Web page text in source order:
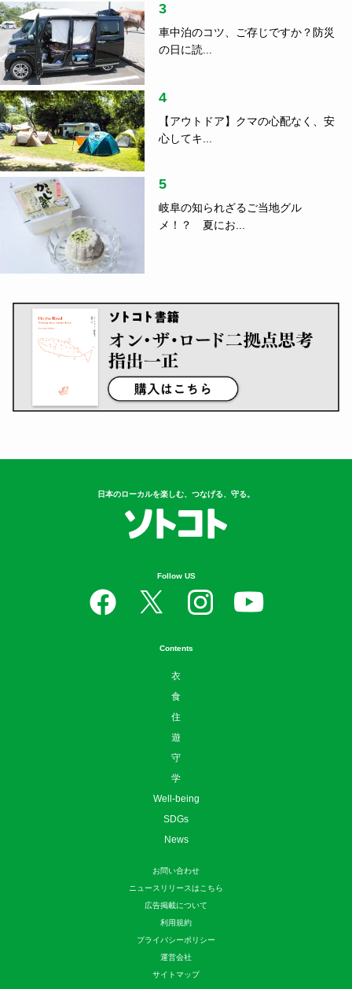
3
車中泊のコツ、ご存じですか？防災
の日に読...
4
【アウトドア】クマの心配なく、安
心してキ...
5
岐阜の知られざるご当地グル
メ！？ 夏にお...
日本のローカルを楽しむ、つなげる、守る。
Follow US
Contents
衣
食
住
遊
守
学
Well-being
SDGs
News
お問い合わせ
ニュースリリースはこちら
広告掲載について
利用規約
プライバシーポリシー
運営会社
サイトマップ